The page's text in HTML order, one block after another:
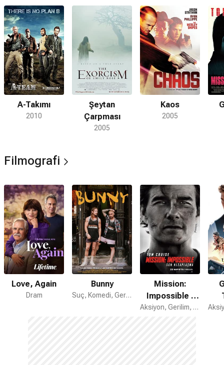
A-Takımı
2010
Şeytan
Çarpması
2005
Kaos
2005
Filmografi
Love, Again
Dram
Bunny
Suç, Komedi, Gerilim
Mission:
Impossible -
Son
Aksiyon, Gerilim, Macera